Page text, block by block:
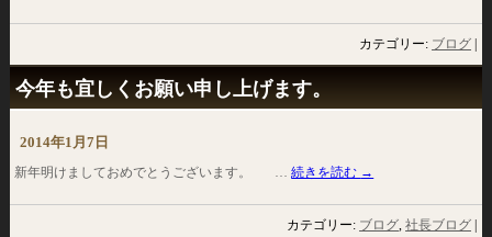
カテゴリー: ブログ
今年も宜しくお願い申し上げます。
2014年1月7日
新年明けましておめでとうございます。 …続きを読む →
カテゴリー: ブログ,社長ブログ